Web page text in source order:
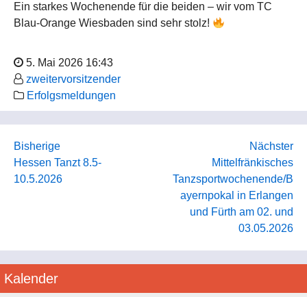
Ein starkes Wochenende für die beiden – wir vom TC
Blau-Orange Wiesbaden sind sehr stolz!
5. Mai 2026 16:43
zweitervorsitzender
Erfolgsmeldungen
Bisherige
Hessen Tanzt 8.5-
10.5.2026
Nächster
Mittelfränkisches
Tanzsportwochenende/B
ayernpokal in Erlangen
und Fürth am 02. und
03.05.2026
Kalender